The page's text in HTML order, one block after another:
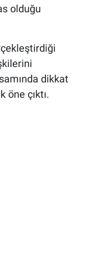
olduğu
dikkat
çıktı.